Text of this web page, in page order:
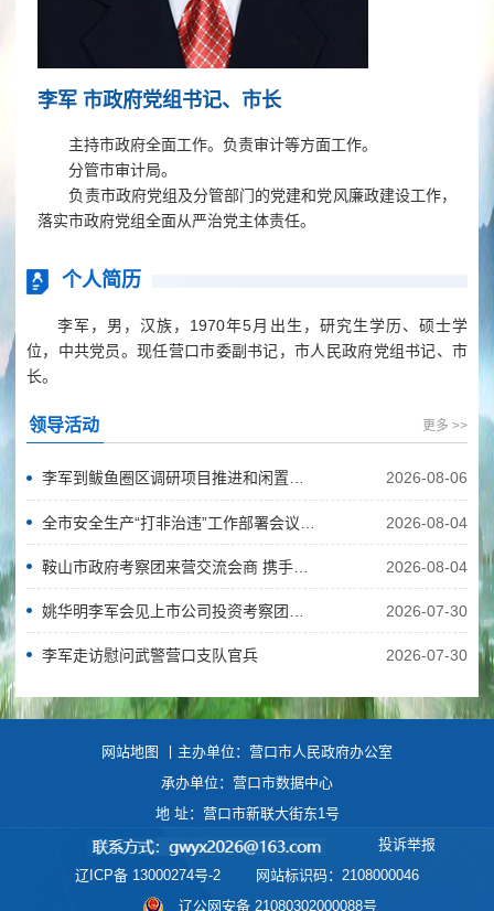
李军 市政府党组书记、市长
主持市政府全面工作。负责审计等方面工作。
分管市审计局。
负责市政府党组及分管部门的党建和党风廉政建设工作，
落实市政府党组全面从严治党主体责任。
个人简历
李军，男，汉族，1970年5月出生，研究生学历、硕士学
位，中共党员。现任营口市委副书记，市人民政府党组书记、市
长。
领导活动 更多 >>
李军到鲅鱼圈区调研项目推进和闲置资产盘活工作 2026-08-06
全市安全生产“打非治违”工作部署会议暨市安委会三季度工作会议召开 2026-08-04
鞍山市政府考察团来营交流会商 携手推动结对发展走深走实 2026-08-04
姚华明李军会见上市公司投资考察团一行 2026-07-30
李军走访慰问武警营口支队官兵 2026-07-30
网站地图
丨主办单位：营口市人民政府办公室
承办单位：营口市数据中心
地 址：营口市新联大街东1号
投诉举报
辽ICP备 13000274号-2
网站标识码：2108000046
辽公网安备 21080302000088号